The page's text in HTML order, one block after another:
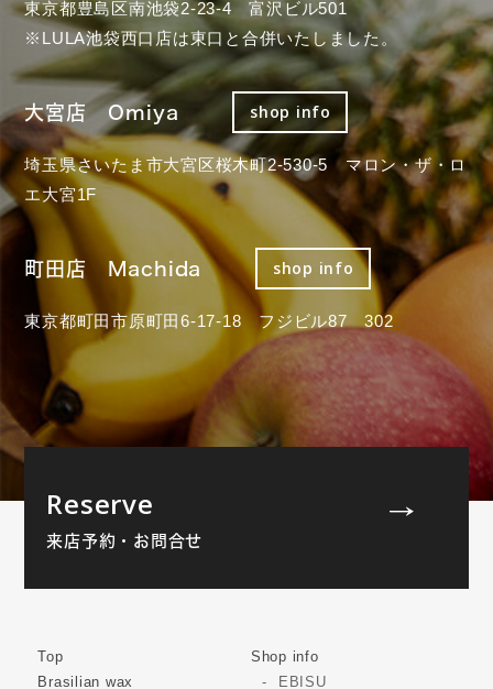
東京都豊島区南池袋2-23-4 富沢ビル501
※LULA池袋西口店は東口と合併いたしました。
大宮店 Omiya shop info
埼玉県さいたま市大宮区桜木町2-530-5 マロン・ザ・ロ
エ大宮1F
町田店 Machida shop info
東京都町田市原町田6-17-18 フジビル87 302
Reserve
来店予約・お問合せ
Top
Brasilian wax
Shop info
EBISU